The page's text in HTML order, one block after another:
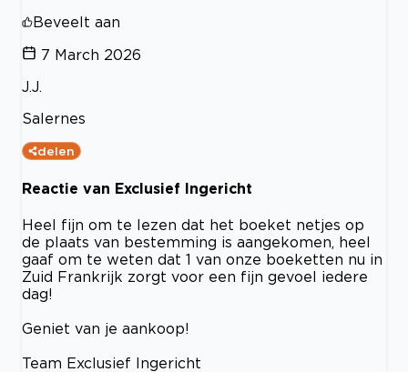
Beveelt aan
7 March 2026
J.J.
Salernes
delen
Reactie van Exclusief Ingericht
Heel fijn om te lezen dat het boeket netjes op
de plaats van bestemming is aangekomen, heel
gaaf om te weten dat 1 van onze boeketten nu in
Zuid Frankrijk zorgt voor een fijn gevoel iedere
dag!
Geniet van je aankoop!
Team Exclusief Ingericht